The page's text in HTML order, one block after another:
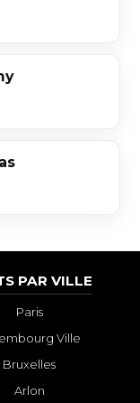
PAR VILLE
Paris
Ville
Bruxelles
Arlon